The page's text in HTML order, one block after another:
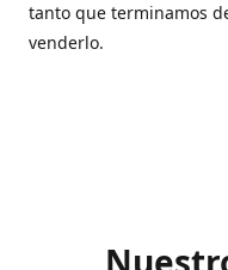
tanto que terminamos
venderlo.